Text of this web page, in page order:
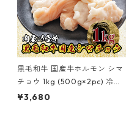
黒毛和牛 国産牛ホルモン シマ
チョウ 1kg (500g×2pc) 冷凍
【送料無料】
¥3,680